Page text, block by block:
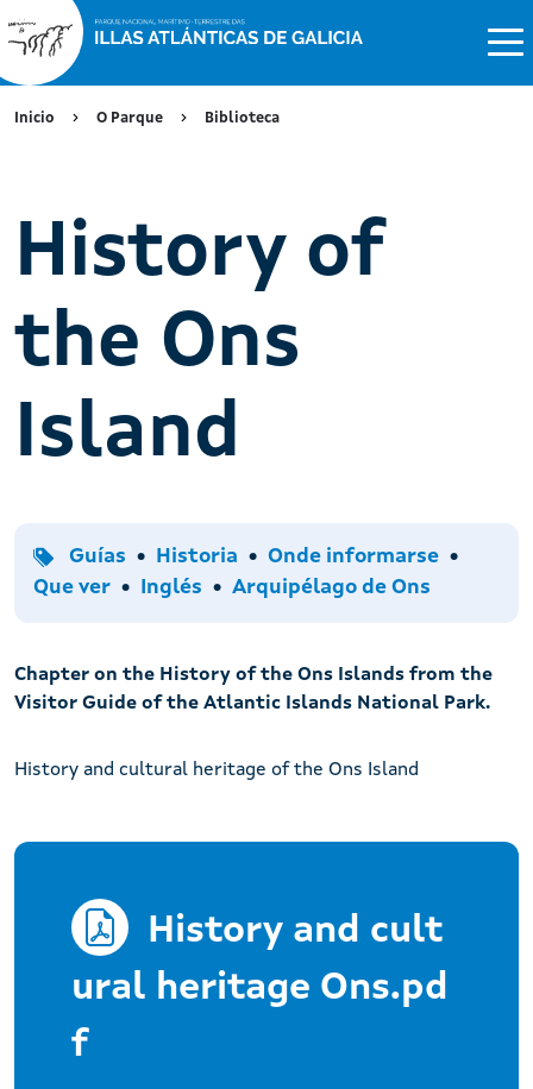
Inicio O Parque Biblioteca
History of
the Ons
Island
Tipo
Guías Temas
Historia Accións
Onde informarse
Que ver
Idiomas
Inglés Arquipélagos
Arquipélago de Ons
Chapter on the History of the Ons Islands from the
Visitor Guide of the Atlantic Islands National Park.
History and cultural heritage of the Ons Island
History and cult
ural heritage Ons.pd
f